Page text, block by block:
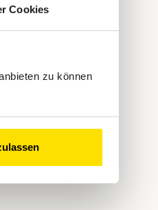
Cookies
zu können